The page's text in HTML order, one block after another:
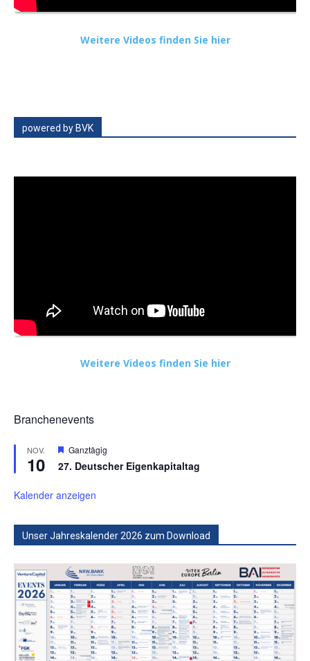
Weitere Videos finden Sie hier
powered by BVK
Weitere Videos finden Sie hier
Branchenevents
NOV.
10
Hervorgehoben
Ganztägig
27. Deutscher Eigenkapitaltag
Kalender anzeigen
Unser Jahreskalender 2026 zum Download